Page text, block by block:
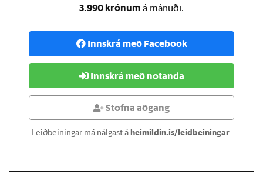
3.990 krónum á mánuði.
Innskrá með Facebook
Innskrá með notanda
Stofna aðgang
Leiðbeiningar má nálgast áheimildin.is/leidbeiningar.